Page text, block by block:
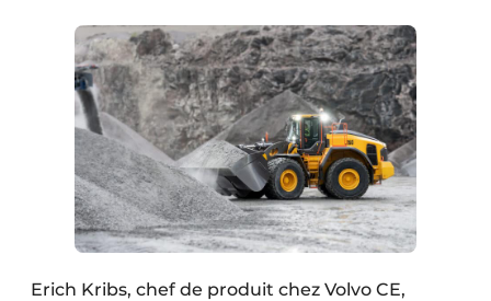
Erich Kribs, chef de produit chez Volvo CE,